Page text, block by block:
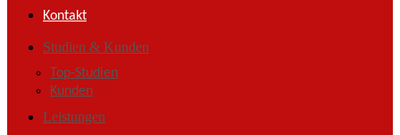
Kontakt
Studien & Kunden
Top-Studien
Kunden
Leistungen